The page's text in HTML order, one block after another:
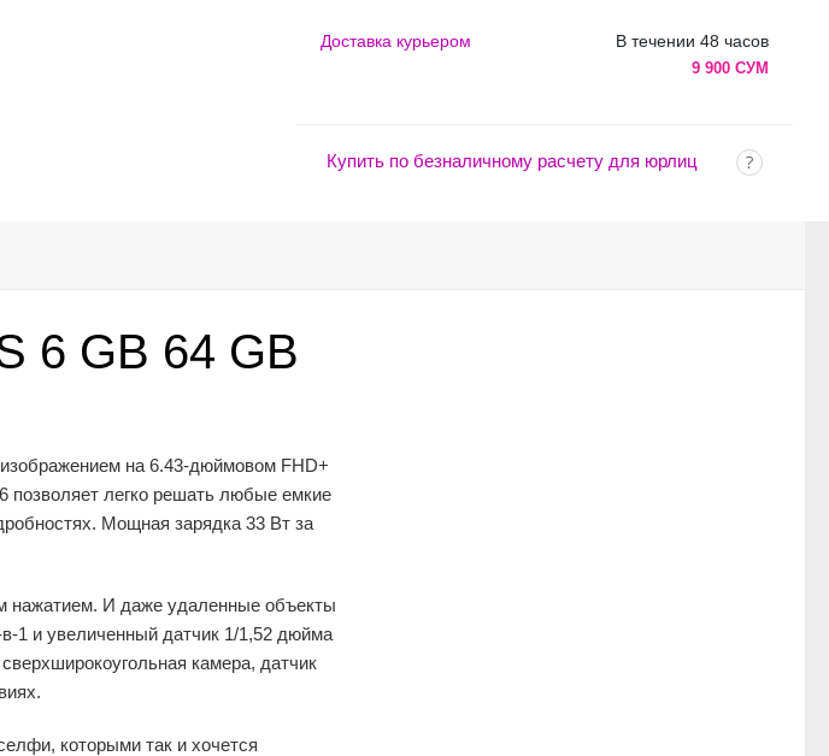
Доставка курьером В течении 48 часов
9 900 СУМ
Купить по безналичному расчету для юрлиц
6 GB 64 GB
на 6.43-дюймовом FHD+
позволяет легко решать любые емкие
Мощная зарядка 33 Вт за
нажатием. И даже удаленные объекты
1 и увеличенный датчик 1/1,52 дюйма
камера, датчик
которыми так и хочется